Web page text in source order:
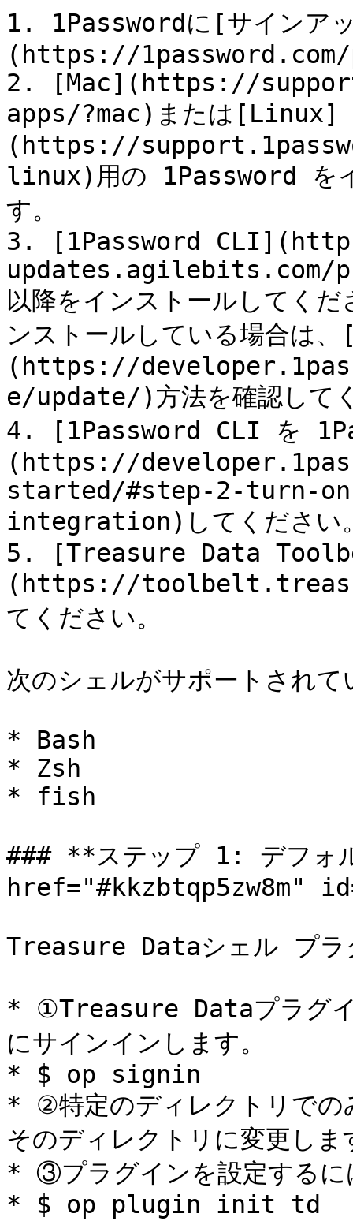
1. 1Passwordに[サインア
(https://
2. [Mac](https://
apps/?mac)または[Linux]
(https://
linux)用の 1Password をイ
す。
3. [1Password
updates.agilebits.com/
以降をインストールしてく
ンストールしている場合は
(https://
e/update/)方法を確認して
4. [1Password CLI を
(https://
started/#step-2-turn-
integration)してください
5. [Treasure Data
(https://
てください。
次のシェルがサポートされ
* Bash
* Zsh
* fish
### **ステップ 1: デフォ
href="#kkzbtqp5zw8m"
Treasure Dataシェル プラ
* ①Treasure Dataプラグ
にサインインします。
* $ op signin
* ②特定のディレクトリでの
そのディレクトリに変更しま
* ③プラグインを設定するに
* $ op plugin init td